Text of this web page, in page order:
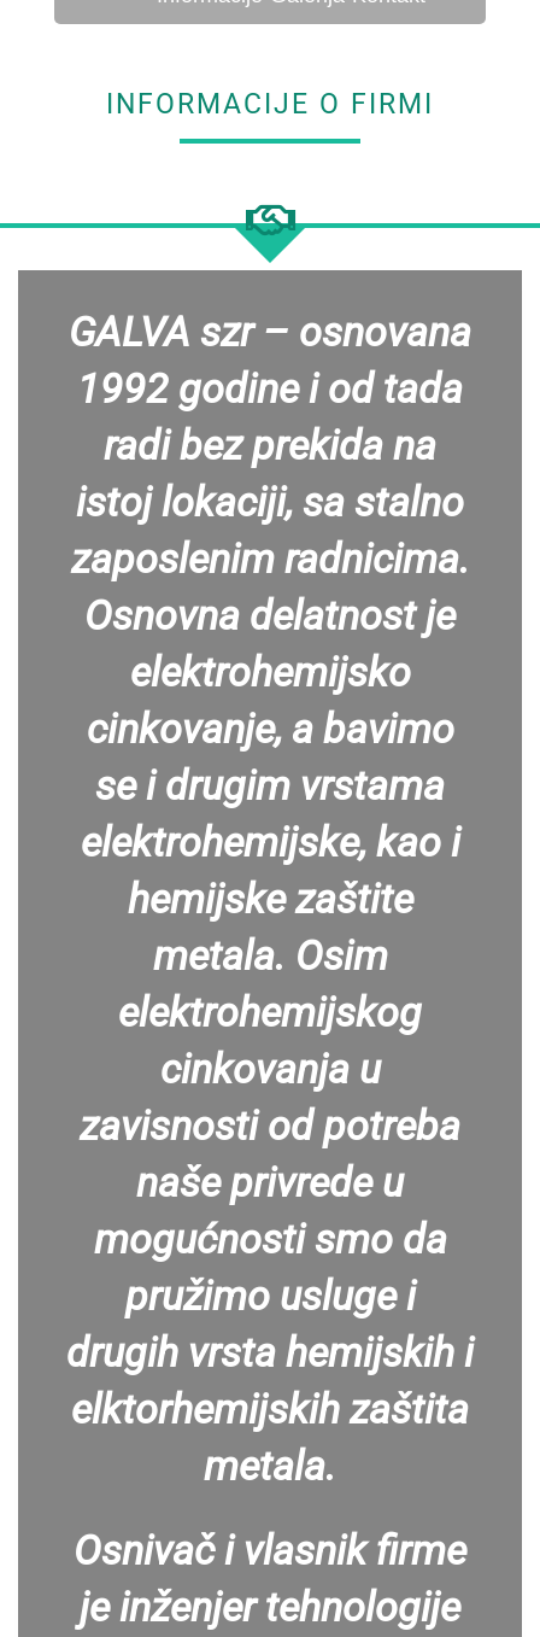
INFORMACIJE O FIRMI
GALVA szr – osnovana
1992 godine i od tada
radi bez prekida na
istoj lokaciji, sa stalno
zaposlenim radnicima.
Osnovna delatnost je
elektrohemijsko
cinkovanje, a bavimo
se i drugim vrstama
elektrohemijske, kao i
hemijske zaštite
metala. Osim
elektrohemijskog
cinkovanja u
zavisnosti od potreba
naše privrede u
mogućnosti smo da
pružimo usluge i
drugih vrsta hemijskih i
elktorhemijskih zaštita
metala.
Osnivač i vlasnik firme
je inženjer tehnologije